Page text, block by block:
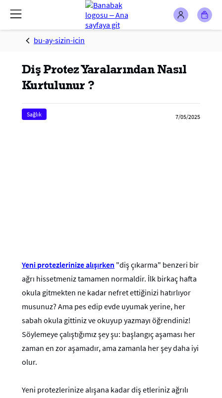
bu-ay-sizin-icin
Diş Protez Yaralarından Nasıl
Kurtulunur ?
Sağlık 7/05/2025
Yeni protezlerinize alışırken "diş çıkarma" benzeri bir
ağrı hissetmeniz tamamen normaldir. İlk birkaç hafta
okula gitmekten ne kadar nefret ettiğinizi hatırlıyor
musunuz? Ama pes edip evde uyumak yerine, her
sabah okula gittiniz ve okuyup yazmayı öğrendiniz!
Söylemeye çalıştığımız şey şu: başlangıç aşaması her
zaman en zor aşamadır, ama zamanla her şey daha iyi
olur.
Yeni protezlerinize alışana kadar diş etleriniz ağrılı